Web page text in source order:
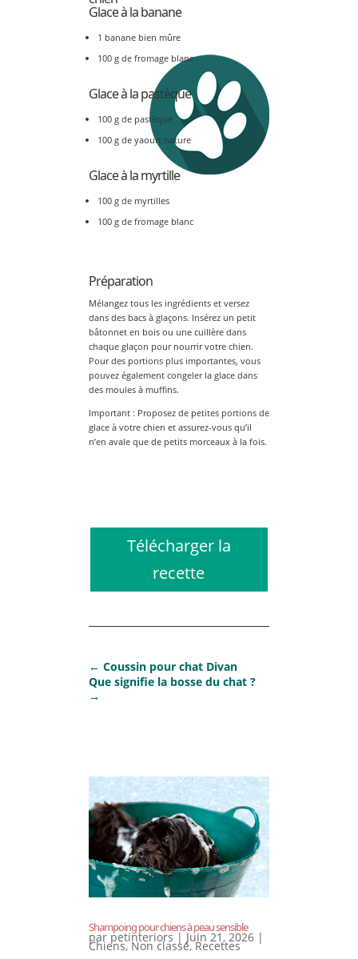
Glace à la banane
1 banane bien mûre
100 g de fromage blanc
Glace à la pastèque
100 g de pastèque
100 g de yaourt nature
Glace à la myrtille
100 g de myrtilles
100 g de fromage blanc
Préparation
Mélangez tous les ingrédients et versez
dans des bacs à glaçons. Insérez un petit
bâtonnet en bois ou une cuillère dans
chaque glaçon pour nourrir votre chien.
Pour des portions plus importantes, vous
pouvez également congeler la glace dans
des moules à muffins.
Important : Proposez de petites portions de
glace à votre chien et assurez-vous qu’il
n’en avale que de petits morceaux à la fois.
Télécharger la
recette
← Coussin pour chat Divan
Que signifie la bosse du chat ?
→
Shampoing pour chiens à peau sensible
par petinteriors | Juin 21, 2026|
Chiens,Non classé,Recettes